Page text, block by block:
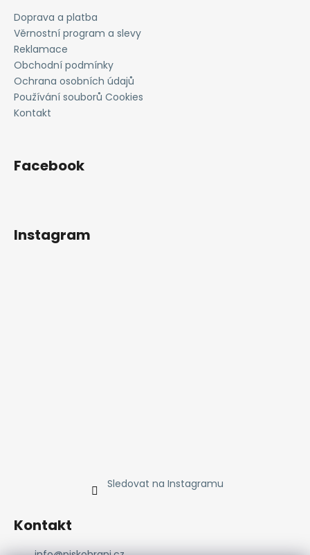
Doprava a platba
Věrnostní program a slevy
Reklamace
Obchodní podmínky
Ochrana osobních údajů
Používání souborů Cookies
Kontakt
Facebook
Instagram
Sledovat na Instagramu
Kontakt